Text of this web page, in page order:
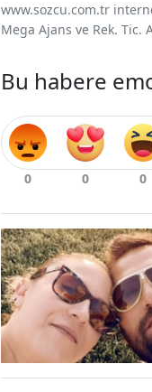
www.sozcu.com.tr
Mega Ajans ve Rek.
Bu habere